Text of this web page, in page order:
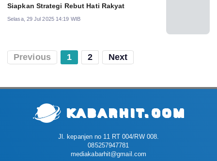
Siapkan Strategi Rebut Hati Rakyat
Selasa, 29 Jul 2025 14:19 WIB
Previous 1 2 Next
Jl. kepanjen no 11 RT 004/RW 008.
085257947781
mediakabarhit@gmail.com